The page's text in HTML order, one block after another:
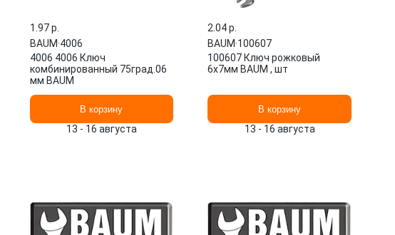
1.97 p.
BAUM·4006
4006 4006 Ключ
комбинированный 75град.06
мм BAUM
В корзину
13 - 16 августа
2.04 p.
BAUM·100607
100607 Ключ рожковый
6х7мм BAUM , шт
В корзину
13 - 16 августа